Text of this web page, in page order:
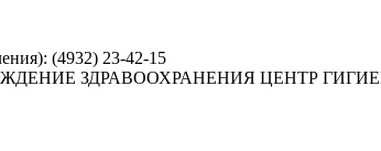
(4932) 23-42-15
ЗДРАВООХРАНЕНИЯ ЦЕНТР